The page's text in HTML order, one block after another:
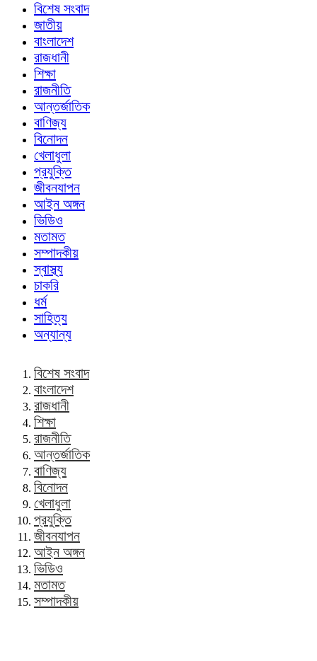
বিশেষ সংবাদ
জাতীয়
বাংলাদেশ
রাজধানী
শিক্ষা
রাজনীতি
আন্তর্জাতিক
বাণিজ্য
বিনোদন
খেলাধুলা
প্রযুক্তি
জীবনযাপন
আইন অঙ্গন
ভিডিও
মতামত
সম্পাদকীয়
স্বাস্থ্য
চাকরি
ধর্ম
সাহিত্য
অন্যান্য
বিশেষ সংবাদ
বাংলাদেশ
রাজধানী
শিক্ষা
রাজনীতি
আন্তর্জাতিক
বাণিজ্য
বিনোদন
খেলাধুলা
প্রযুক্তি
জীবনযাপন
আইন অঙ্গন
ভিডিও
মতামত
সম্পাদকীয়